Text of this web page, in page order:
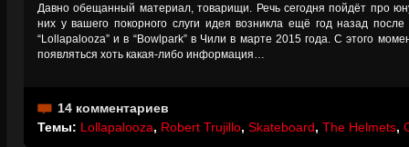
Давно обещанный материал, товарищи. Речь сегодня пойдёт про
них у вашего покорного слуги идея возникла ещё год назад
“Lollapalooza” и в “Bowlpark” в Чили в марте 2015 года. С этого
появляться хоть какая-либо информация…
14 комментариев
Темы: Lollapalooza, Robert Trujillo, Skateboard, The Helmets,